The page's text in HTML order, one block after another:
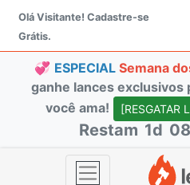
Olá Visitante! Cadastre-se
Grátis.
💞 ESPECIAL Semana
ganhe lances exclusivos
você ama!
[RESGATAR
Restam 1d